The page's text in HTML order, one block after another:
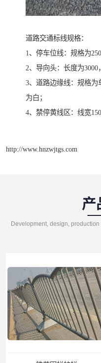
道路交通标线规格：
1、停车位线：规格为
2、导向头：长度为3000
3、道路边缘线：规格为
为白；
4、禁停黄线区：线宽150
http://www.hnzwjtgs.com
产